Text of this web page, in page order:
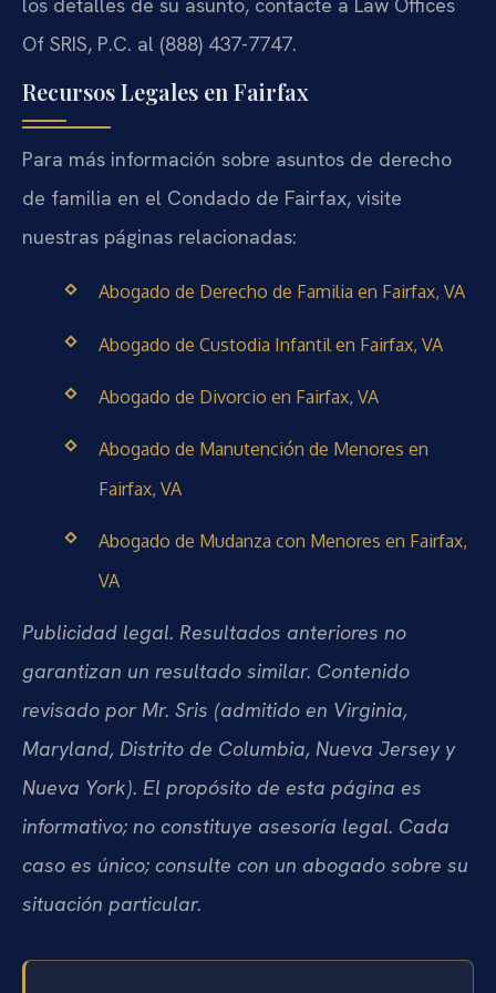
Of SRIS, P.C. al (888) 437-7747.
Recursos Legales en Fairfax
Para más información sobre asuntos de derecho
de familia en el Condado de Fairfax, visite
nuestras páginas relacionadas:
Abogado de Derecho de Familia en Fairfax, VA
Abogado de Custodia Infantil en Fairfax, VA
Abogado de Divorcio en Fairfax, VA
Abogado de Manutención de Menores en
Fairfax, VA
Abogado de Mudanza con Menores en Fairfax,
VA
Publicidad legal. Resultados anteriores no
garantizan un resultado similar. Contenido
revisado por Mr. Sris (admitido en Virginia,
Maryland, Distrito de Columbia, Nueva Jersey y
Nueva York). El propósito de esta página es
informativo; no constituye asesoría legal. Cada
caso es único; consulte con un abogado sobre su
situación particular.